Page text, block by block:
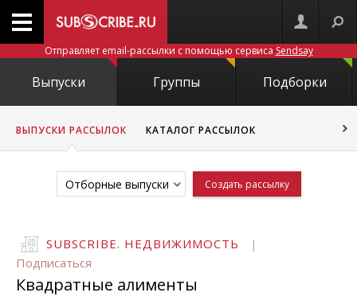
Отправляет email-рассылки с помощью сервиса Sendsay
Выпуски Группы Подборки
ВЫПУСКИ РАССЫЛОК КАТАЛОГ РАССЫЛОК
Отборные выпуски Создать рассылку
SUBSCRIBE. НЕДВИЖИМОСТЬ
|
Подписаться
Квадратные алименты